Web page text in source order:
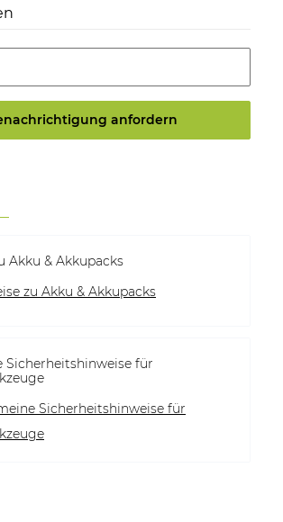
anfordern
Akku & Akkupacks
zu Akku & Akkupacks
Sicherheitshinweise für
Sicherheitshinweise für